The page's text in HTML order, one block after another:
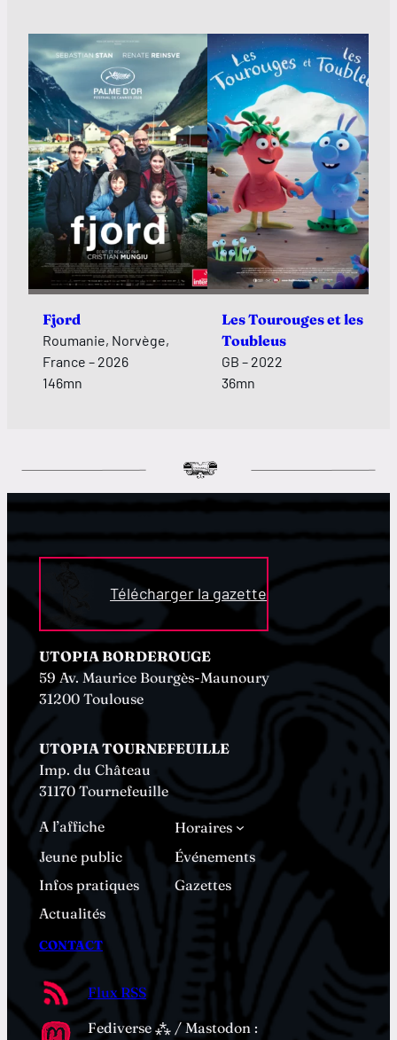
Fjord
Roumanie, Norvège,
France – 2026
146mn
Les Tourouges et les
Toubleus
GB – 2022
36mn
Télécharger la gazette
UTOPIA BORDEROUGE
59 Av. Maurice Bourgès-Maunoury
31200 Toulouse
UTOPIA TOURNEFEUILLE
Imp. du Château
31170 Tournefeuille
A l’affiche
Horaires
Jeune public
Événements
Infos pratiques
Gazettes
Actualités
CONTACT
Flux RSS
Fediverse ⁂ / Mastodon :